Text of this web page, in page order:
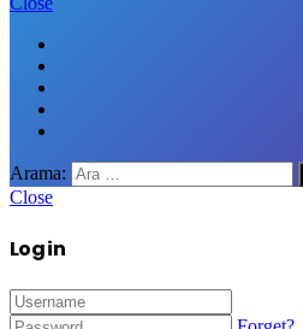
Arama:
Close
Log in